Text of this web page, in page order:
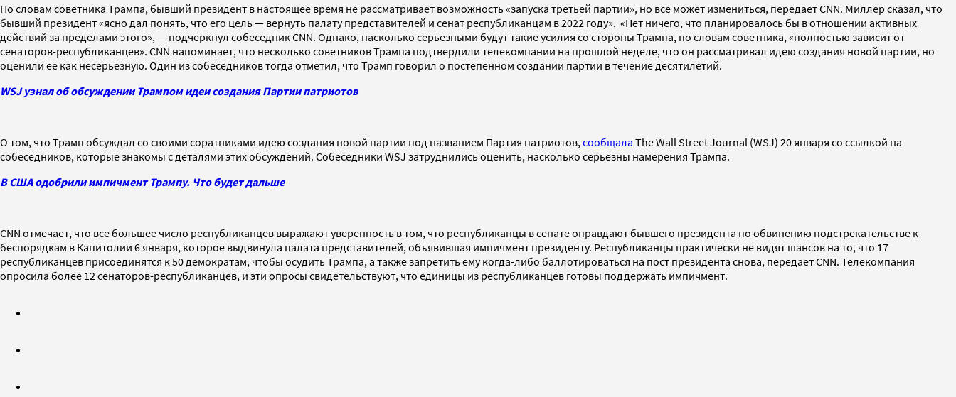
По словам советника Трампа, бывший президент в настоящее время не рассматривает возможность «запуска третьей партии», но все может измениться, передает CNN. Миллер сказал, что
бывший президент «ясно дал понять, что его цель — вернуть палату представителей и сенат республиканцам в 2022 году». «Нет ничего, что планировалось бы в отношении активных
действий за пределами этого», — подчеркнул собеседник CNN. Однако, насколько серьезными будут такие усилия со стороны Трампа, по словам советника, «полностью зависит от
сенаторов-республиканцев». CNN напоминает, что несколько советников Трампа подтвердили телекомпании на прошлой неделе, что он рассматривал идею создания новой партии, но
оценили ее как несерьезную. Один из собеседников тогда отметил, что Трамп говорил о постепенном создании партии в течение десятилетий.
WSJ узнал об обсуждении Трампом идеи создания Партии патриотов
О том, что Трамп обсуждал со своими соратниками идею создания новой партии под названием Партия патриотов, сообщала The Wall Street Journal (WSJ) 20 января со ссылкой на
собеседников, которые знакомы с деталями этих обсуждений. Собеседники WSJ затруднились оценить, насколько серьезны намерения Трампа.
В США одобрили импичмент Трампу. Что будет дальше
CNN отмечает, что все большее число республиканцев выражают уверенность в том, что республиканцы в сенате оправдают бывшего президента по обвинению подстрекательстве к
беспорядкам в Капитолии 6 января, которое выдвинула палата представителей, объявившая импичмент президенту. Республиканцы практически не видят шансов на то, что 17
республиканцев присоединятся к 50 демократам, чтобы осудить Трампа, а также запретить ему когда-либо баллотироваться на пост президента снова, передает CNN. Телекомпания
опросила более 12 сенаторов-республиканцев, и эти опросы свидетельствуют, что единицы из республиканцев готовы поддержать импичмент.